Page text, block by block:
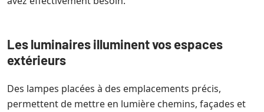
Les luminaires illuminent vos espaces
extérieurs
Des lampes placées à des emplacements précis,
permettent de mettre en lumière chemins, façades et